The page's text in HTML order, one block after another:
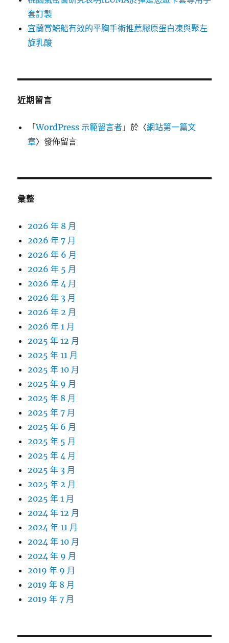
套訂製
宜蘭賞鯨船有效的平胸手術推薦膠原蛋白凍與聚左
旋乳酸
近期留言
「WordPress 示範留言者 」於〈網站第一篇文
章〉發佈留言
彙整
2026 年 8 月
2026 年 7 月
2026 年 6 月
2026 年 5 月
2026 年 4 月
2026 年 3 月
2026 年 2 月
2026 年 1 月
2025 年 12 月
2025 年 11 月
2025 年 10 月
2025 年 9 月
2025 年 8 月
2025 年 7 月
2025 年 6 月
2025 年 5 月
2025 年 4 月
2025 年 3 月
2025 年 2 月
2025 年 1 月
2024 年 12 月
2024 年 11 月
2024 年 10 月
2024 年 9 月
2019 年 9 月
2019 年 8 月
2019 年 7 月